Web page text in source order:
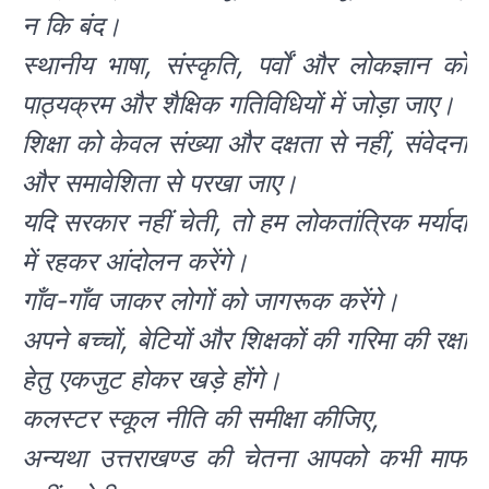
न कि बंद।
स्थानीय भाषा, संस्कृति, पर्वों और लोकज्ञान को
पाठ्यक्रम और शैक्षिक गतिविधियों में जोड़ा जाए।
शिक्षा को केवल संख्या और दक्षता से नहीं, संवेदना
और समावेशिता से परखा जाए।
यदि सरकार नहीं चेती, तो हम लोकतांत्रिक मर्यादा
में रहकर आंदोलन करेंगे।
गाँव-गाँव जाकर लोगों को जागरूक करेंगे।
अपने बच्चों, बेटियों और शिक्षकों की गरिमा की रक्षा
हेतु एकजुट होकर खड़े होंगे।
कलस्टर स्कूल नीति की समीक्षा कीजिए,
अन्यथा उत्तराखण्ड की चेतना आपको कभी माफ